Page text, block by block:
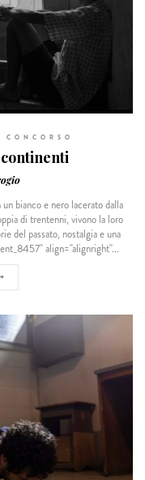
bianco e nero lacerato dalla
di trentenni, vivono la loro
del passato, nostalgia e una
align="alignright"...